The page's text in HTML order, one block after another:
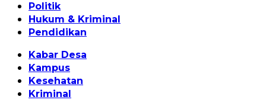
Politik
Hukum & Kriminal
Pendidikan
Kabar Desa
Kampus
Kesehatan
Kriminal